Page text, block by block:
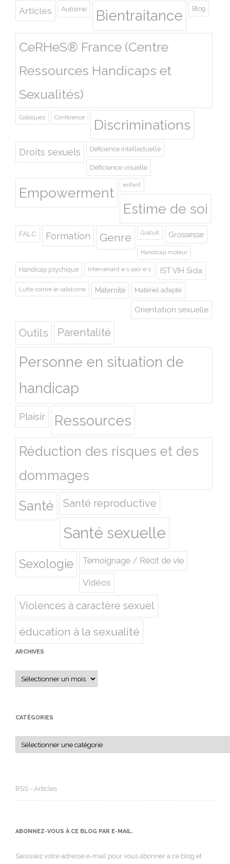
Articles Autisme Bientraitance Blog
CeRHeS® France (Centre
Ressources Handicaps et
Sexualités)
Colloques Conférence Discriminations
Droits sexuels Déficience intellectuelle
Déficience visuelle
Empowerment enfant
Estime de soi
FALC Formation Genre Gratuit Grossesse
Handicap moteur
Handicap psychique Intervenant·e·s pair·e·s IST VIH Sida
Lutte contre le validisme Maternité Matériel adapté
Orientation sexuelle
Outils Parentalité
Personne en situation de
handicap
Plaisir Ressources
Réduction des risques et des
dommages
Santé
Santé reproductive
Santé sexuelle
Sexologie Témoignage / Récit de vie
Vidéos
Violences à caractère sexuel
éducation à la sexualité
ARCHIVES
Archives
CATÉGORIES
Catégories
RSS - Articles
ABONNEZ-VOUS À CE BLOG PAR E-MAIL.
Saisissez votre adresse e-mail pour vous abonner à ce blog et